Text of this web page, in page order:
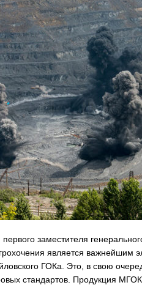
заместителя
является
ГОКа. Это, в свою
стандартов. Продукция